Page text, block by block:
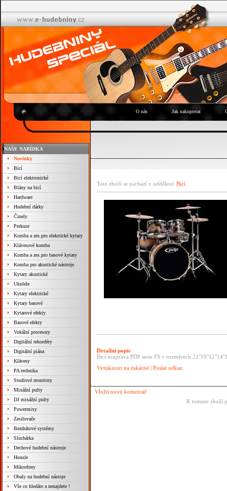
O nás Jak nakupovat
NAŠE NABÍDKA
Novinky
Bicí
Bicí elektronické
Blány na bicí
Hardware
Hudební dárky
Činely
Perkuse
Komba a zes.pro elektrické kytary
Klávesové komba
Komba a zes.pro basové kytary
Komba pro akustické nástroje
Kytary akustické
Ukulele
Kytary elektrické
Kytary basové
Kytarové efekty
Basové efekty
Vokální procesory
Digitální rekordéry
Digitální piána
Klávesy
PA technika
Studiové monitory
Mixážní pulty
DJ mixážní pulty
Powermixy
Zesilovače
Bezdrátové systémy
Sluchátka
Dechové hudební nástroje
Housle
Mikrofony
Obaly na hudební nástoje
Vše co hledáte a nenajdete !
Toto zboží se nachází v oddělení: Bicí
Detailní popis
Bicí souprava PDP serie FS v rozměrech
Vytisknout na tiskárně | Poslat odkaz
Vložit nový komentář
K tomuto zboží